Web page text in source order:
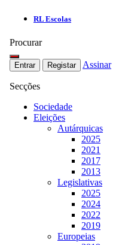
RL Escolas
Procurar
Entrar Registar Assinar
Secções
Sociedade
Eleições
Autárquicas
2025
2021
2017
2013
Legislativas
2025
2024
2022
2019
Europeias